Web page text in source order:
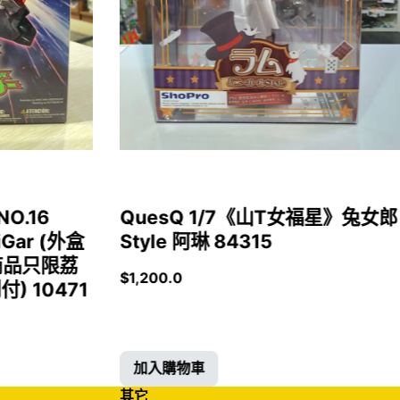
(外盒
只限荔
) 10471
QuesQ 1/7《山T女福星》兔女郎
Style 阿琳 84315
$1,200.0
加入購物車
其它